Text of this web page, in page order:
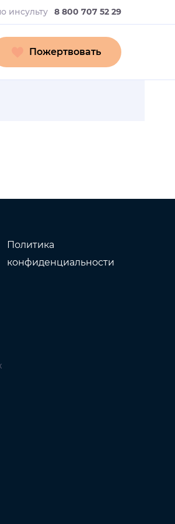
инсульту 8 800 707 52 29
Пожертвовать
Политика
конфиденциальности